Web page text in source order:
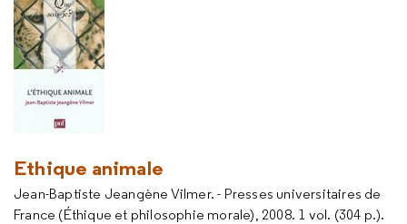
Ethique animale
Jean-Baptiste Jeangène Vilmer. - Presses universitaires de
France (Éthique et philosophie morale), 2008. 1 vol. (304 p.).